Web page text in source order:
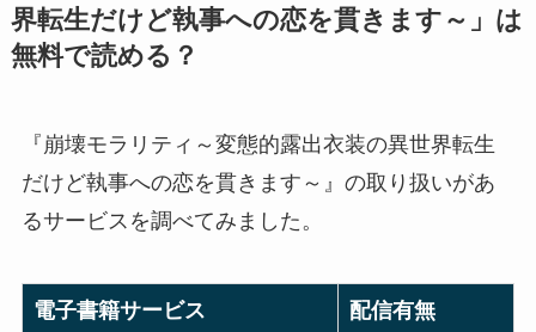
界転生だけど執事への恋を貫きます～」は
無料で読める？
『崩壊モラリティ～変態的露出衣装の異世界転生
だけど執事への恋を貫きます～』の取り扱いがあ
るサービスを調べてみました。
電子書籍サービス 配信有無